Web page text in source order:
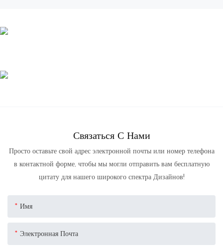
Связаться С Нами
Просто оставьте свой адрес электронной почты или номер телефона
в контактной форме, чтобы мы могли отправить вам бесплатную
цитату для нашего широкого спектра Дизайнов!
Имя
Электронная Почта